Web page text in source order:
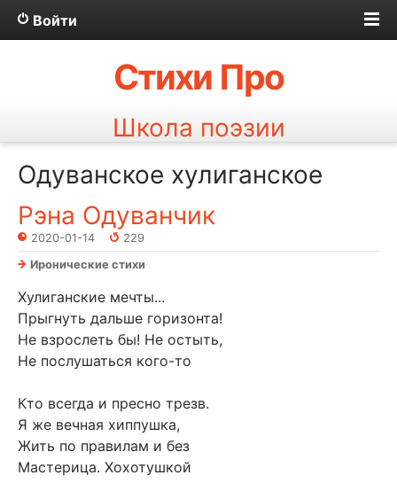
Войти
Стихи Про
Школа поэзии
Одуванское хулиганское
Рэна Одуванчик
2020-01-14
229
Иронические стихи
Хулиганские мечты...
Прыгнуть дальше горизонта!
Не взрослеть бы! Не остыть,
Не послушаться кого-то
Кто всегда и пресно трезв.
Я же вечная хиппушка,
Жить по правилам и без
Мастерица. Хохотушкой